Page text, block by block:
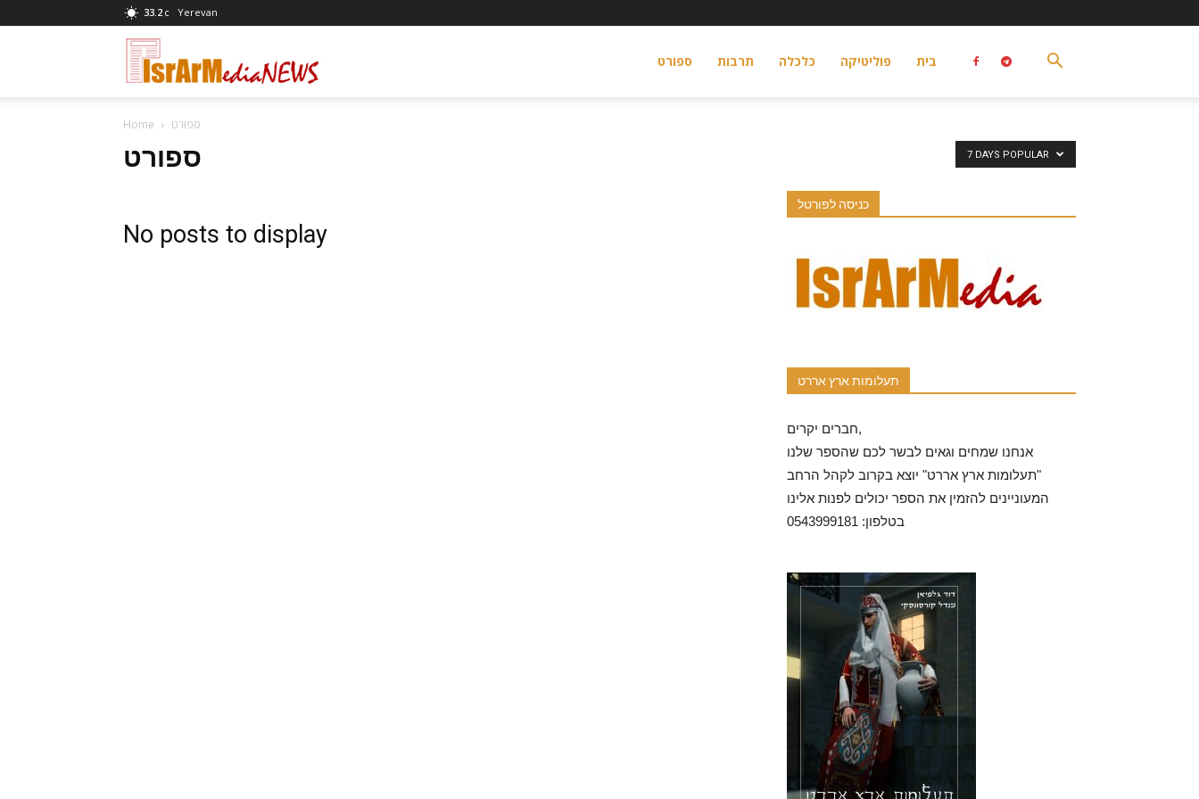
33.2 C Yerevan
ספורט תרבות כלכלה פוליטיקה בית
Home ספורט
ספורט 7 DAYS POPULAR
No posts to display
כניסה לפורטל
תעלומות ארץ אררט
חברים יקרים,
אנחנו שמחים וגאים לבשר לכם שהספר שלנו
"תעלומות ארץ אררט" יוצא בקרוב לקהל הרחב
המעוניינים להזמין את הספר יכולים לפנות אלינו
בטלפון: 0543999181